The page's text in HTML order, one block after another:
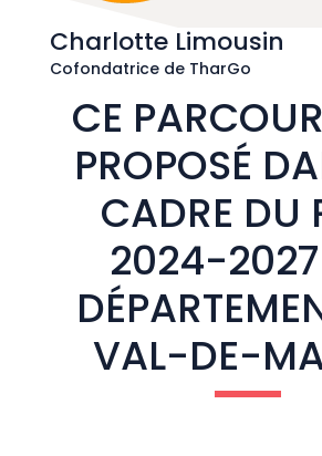
Charlotte Limousin
Cofondatrice de TharGo
CE
PROPOSÉ
CADRE DU
2024-
VAL-DE-